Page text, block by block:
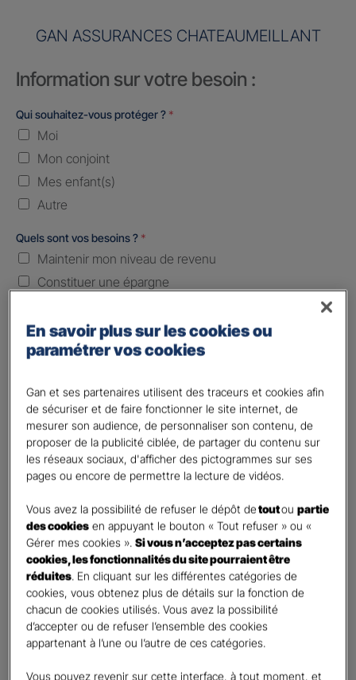
GAN ASSURANCES CHATEAUMEILLANT
Information sur votre besoin :
Qui souhaitez-vous protéger ? *
Moi
Mon conjoint
Mes enfant(s)
Autre
Quels sont vos besoins ? *
Maintenir mon niveau de revenu
Constituer une épargne
Percevoir un complément de revenu
Optimiser ma fiscalité
Plusieurs choix possibles
Vos informations :
Etes-vous déjà client Gan assurances ?*
Oui
Non
Civilité*
Madame
Monsieur
Contact*
En savoir plus sur les cookies ou
paramétrer vos cookies
Gan et ses partenaires utilisent des traceurs et cookies afin
de sécuriser et de faire fonctionner le site internet, de
mesurer son audience, de personnaliser son contenu, de
proposer de la publicité ciblée, de partager du contenu sur
les réseaux sociaux, d'afficher des pictogrammes sur ses
pages ou encore de permettre la lecture de vidéos.
Vous avez la possibilité de refuser le dépôt detoutoupartie
des cookies en appuyant le bouton « Tout refuser » ou «
Gérer mes cookies ».Si vous n’acceptez pas certains
cookies, les fonctionnalités du site pourraient être
réduites . En cliquant sur les différentes catégories de
cookies, vous obtenez plus de détails sur la fonction de
chacun de cookies utilisés. Vous avez la possibilité
d’accepter ou de refuser l’ensemble des cookies
appartenant à l’une ou l’autre de ces catégories.
Vous pouvez revenir sur cette interface, à tout moment, et